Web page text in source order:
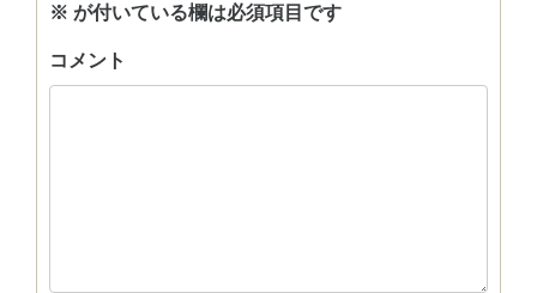
※ が付いている欄は必須項目です
コメント